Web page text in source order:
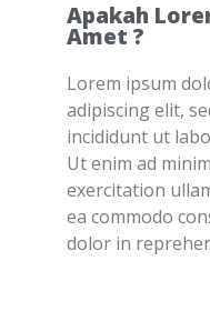
Apakah
Amet ?
Lorem ipsum
adipiscing elit,
incididunt ut
Ut enim ad
exercitation
ea commodo
dolor in